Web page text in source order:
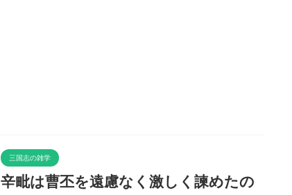
三国志の雑学
辛毗は曹丕を遠慮なく激しく諫めたの